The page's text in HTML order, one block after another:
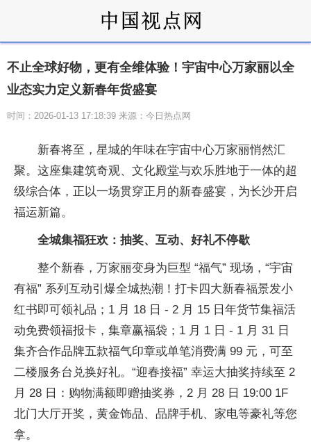
不止全球好物，更有全维体验！宇宙中心万家丽以全
业态实力定义新春年货盛宴
时间：2026-01-13 17:18:39 来源：今日热点网
新春将至，星城的年味在宇宙中心万家丽悄然汇
聚。这座集建筑奇观、文化殿堂与欢乐胜地于一体的超
级综合体，正以一场贯穿正月的新春盛宴，为长沙开启
福运新篇。
全城集福狂欢：抽奖、互动、 好礼不停歇
整个新春，万家丽变身为巨型 “福气” 现场，“宇宙
有福” 系列互动引爆全城热潮！打卡四大新春福景发小
红书即可领礼品；1 月 18 日 - 2 月 15 日年货节集福活
动免费领福报卡，集章赢福袋；1 月 1 日 - 1 月 31 日
集齐合作品牌五款福气印章或单笔消费满 99 元，可至
二楼服务台兑换好礼。“迎春接福” 幸运大抽奖持续至 2
月 28 日：购物满额即赠抽奖券，2 月 28 日 19:00 1F
北门大厅开奖，黄金饰品、品牌手机、家电等豪礼等您
拿。